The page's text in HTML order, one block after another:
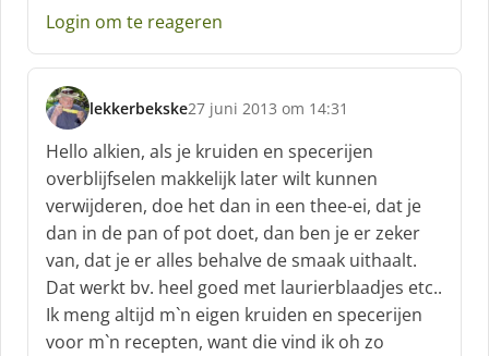
:Login om te reageren
lekkerbekske
s
c
h
r
e
e
f
:
27 juni 2013 om 14:31
Hello alkien, als je kruiden en specerijen
overblijfselen makkelijk later wilt kunnen
verwijderen, doe het dan in een thee-ei, dat je
dan in de pan of pot doet, dan ben je er zeker
van, dat je er alles behalve de smaak uithaalt.
Dat werkt bv. heel goed met laurierblaadjes etc..
Ik meng altijd m`n eigen kruiden en specerijen
voor m`n recepten, want die vind ik oh zo